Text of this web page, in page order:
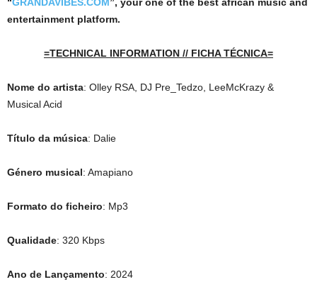
entertainment platform.
=TECHNICAL INFORMATION // FICHA TÉCNICA=
Nome do artista: Olley RSA, DJ Pre_Tedzo, LeeMcKrazy &
Musical Acid
Título da música: Dalie
Género musical: Amapiano
Formato do ficheiro: Mp3
Qualidade: 320 Kbps
Ano de Lançamento: 2024